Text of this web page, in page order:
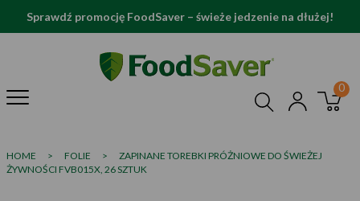
Sprawdź promocję FoodSaver – świeże jedzenie na dłużej!
HOME > FOLIE >
ZAPINANE TOREBKI PRÓŻNIOWE DO ŚWIEŻEJ
ŻYWNOŚCI FVB015X, 26 SZTUK